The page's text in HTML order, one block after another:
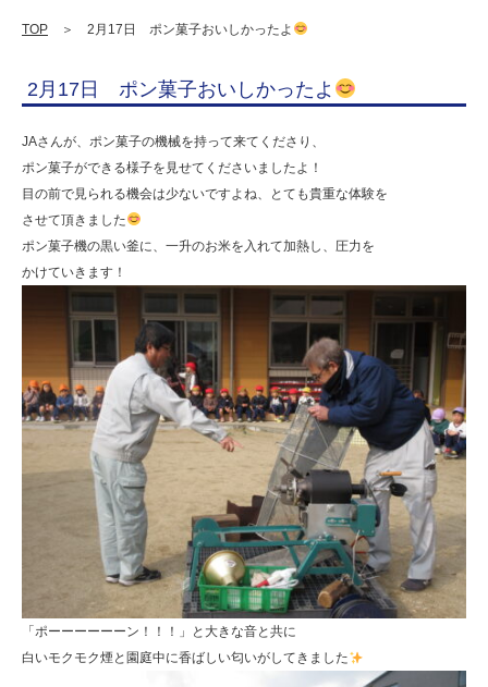
よ
|
学
校
法
人
明
善
学
園
幼
保
連
携
型
認
定
こ
TOP ＞ 2月17日 ポン菓子おいしかったよ
2月17日 ポン菓子おいしかったよ
JAさんが、ポン菓子の機械を持って来てくださり、
ポン菓子ができる様子を見せてくださいましたよ！
目の前で見られる機会は少ないですよね、とても貴重な体験を
させて頂きました
ポン菓子機の黒い釜に、一升のお米を入れて加熱し、圧力を
かけていきます！
「ポーーーーーーン！！！」と大きな音と共に
白いモクモク煙と園庭中に香ばしい匂いがしてきました